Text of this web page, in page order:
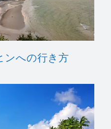
ンへの行き方